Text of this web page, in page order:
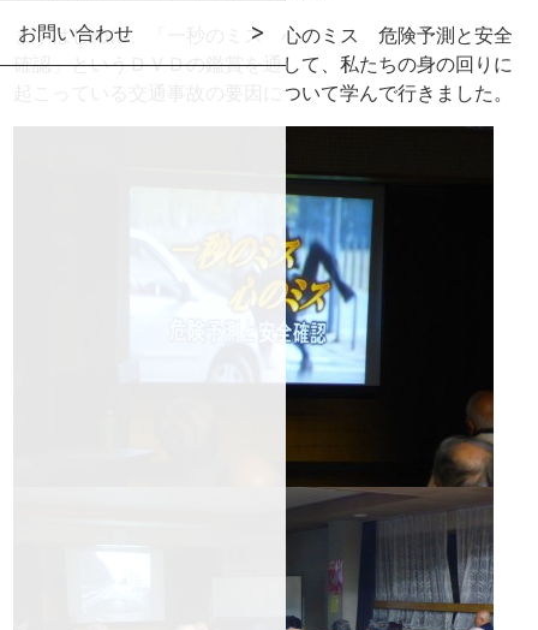
お問い合わせ
まずはじめに、「一秒のミス 心のミス 危険予測と安全
確認」というＤＶＤの鑑賞を通して、私たちの身の回りに
起こっている交通事故の要因について学んで行きました。